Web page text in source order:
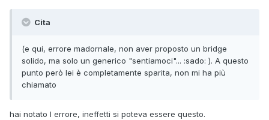
Cita
(e qui, errore madornale, non aver proposto un bridge
solido, ma solo un generico "sentiamoci"... :sado: ). A questo
punto però lei è completamente sparita, non mi ha più
chiamato
hai notato l errore, ineffetti si poteva essere questo.